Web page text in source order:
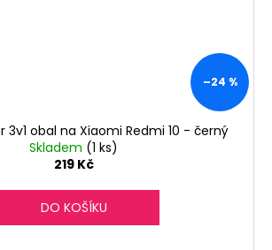
–24 %
3v1 obal na Xiaomi Redmi 10 - černý
Skladem (1 ks)
219 Kč
DO KOŠÍKU